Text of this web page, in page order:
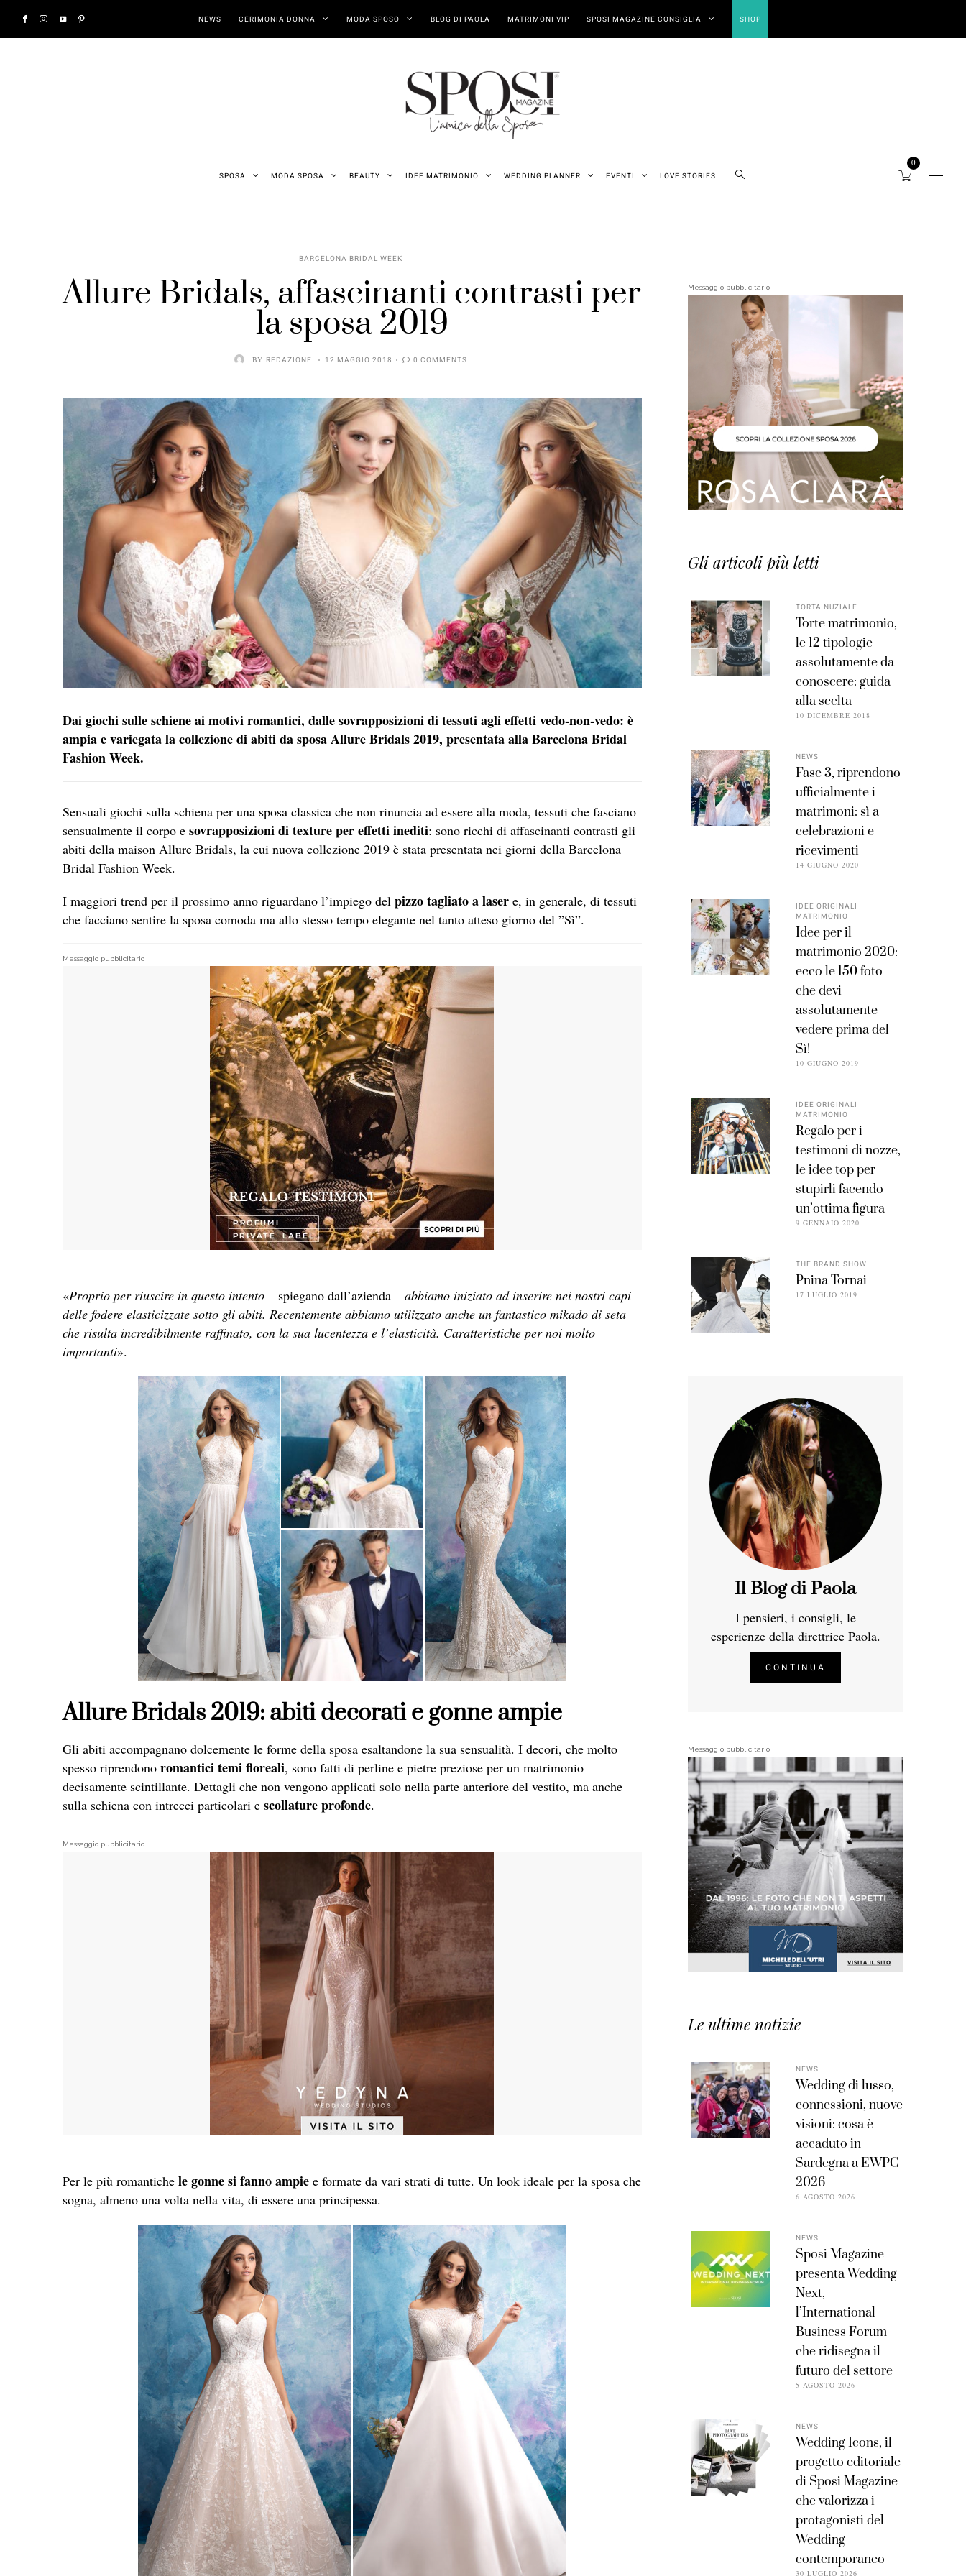
NEWS CERIMONIA DONNA MODA SPOSO BLOG DI PAOLA MATRIMONI VIP SPOSI MAGAZINE CONSIGLIA SHOP
SPOSA MODA SPOSA BEAUTY IDEE MATRIMONIO WEDDING PLANNER EVENTI LOVE STORIES
0
BARCELONA BRIDAL WEEK
Allure Bridals, affascinanti contrasti per
la sposa 2019
BY REDAZIONE 12 MAGGIO 2018 0 COMMENTS
Dai giochi sulle schiene ai motivi romantici, dalle sovrapposizioni di tessuti agli effetti vedo-non-vedo: è
ampia e variegata la collezione di abiti da sposa Allure Bridals 2019, presentata alla Barcelona Bridal
Fashion Week.
Sensuali giochi sulla schiena per una sposa classica che non rinuncia ad essere alla moda, tessuti che fasciano
sensualmente il corpo e sovrapposizioni di texture per effetti inediti: sono ricchi di affascinanti contrasti gli
abiti della maison Allure Bridals, la cui nuova collezione 2019 è stata presentata nei giorni della Barcelona
Bridal Fashion Week.
I maggiori trend per il prossimo anno riguardano l’impiego del pizzo tagliato a laser e, in generale, di tessuti
che facciano sentire la sposa comoda ma allo stesso tempo elegante nel tanto atteso giorno del ”Sì”.
Messaggio pubblicitario
«Proprio per riuscire in questo intento – spiegano dall’azienda – abbiamo iniziato ad inserire nei nostri capi
delle fodere elasticizzate sotto gli abiti. Recentemente abbiamo utilizzato anche un fantastico mikado di seta
che risulta incredibilmente raffinato, con la sua lucentezza e l’elasticità. Caratteristiche per noi molto
importanti».
Allure Bridals 2019: abiti decorati e gonne ampie
Gli abiti accompagnano dolcemente le forme della sposa esaltandone la sua sensualità. I decori, che molto
spesso riprendono romantici temi floreali, sono fatti di perline e pietre preziose per un matrimonio
decisamente scintillante. Dettagli che non vengono applicati solo nella parte anteriore del vestito, ma anche
sulla schiena con intrecci particolari e scollature profonde.
Messaggio pubblicitario
Per le più romantiche le gonne si fanno ampie e formate da vari strati di tutte. Un look ideale per la sposa che
sogna, almeno una volta nella vita, di essere una principessa.
Messaggio pubblicitario
Gli articoli più letti
TORTA NUZIALE
Torte matrimonio,
le 12 tipologie
assolutamente da
conoscere: guida
alla scelta
10 DICEMBRE 2018
NEWS
Fase 3, riprendono
ufficialmente i
matrimoni: sì a
celebrazioni e
ricevimenti
14 GIUGNO 2020
IDEE ORIGINALI
MATRIMONIO
Idee per il
matrimonio 2020:
ecco le 150 foto
che devi
assolutamente
vedere prima del
Sì!
10 GIUGNO 2019
IDEE ORIGINALI
MATRIMONIO
Regalo per i
testimoni di nozze,
le idee top per
stupirli facendo
un’ottima figura
9 GENNAIO 2020
THE BRAND SHOW
Pnina Tornai
17 LUGLIO 2019
Il Blog di Paola
I pensieri, i consigli, le
esperienze della direttrice Paola.
CONTINUA
Messaggio pubblicitario
Le ultime notizie
NEWS
Wedding di lusso,
connessioni, nuove
visioni: cosa è
accaduto in
Sardegna a EWPC
2026
6 AGOSTO 2026
NEWS
Sposi Magazine
presenta Wedding
Next,
l’International
Business Forum
che ridisegna il
futuro del settore
5 AGOSTO 2026
NEWS
Wedding Icons, il
progetto editoriale
di Sposi Magazine
che valorizza i
protagonisti del
Wedding
contemporaneo
30 LUGLIO 2026